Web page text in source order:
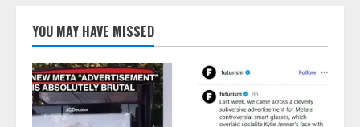
YOU MAY HAVE MISSED